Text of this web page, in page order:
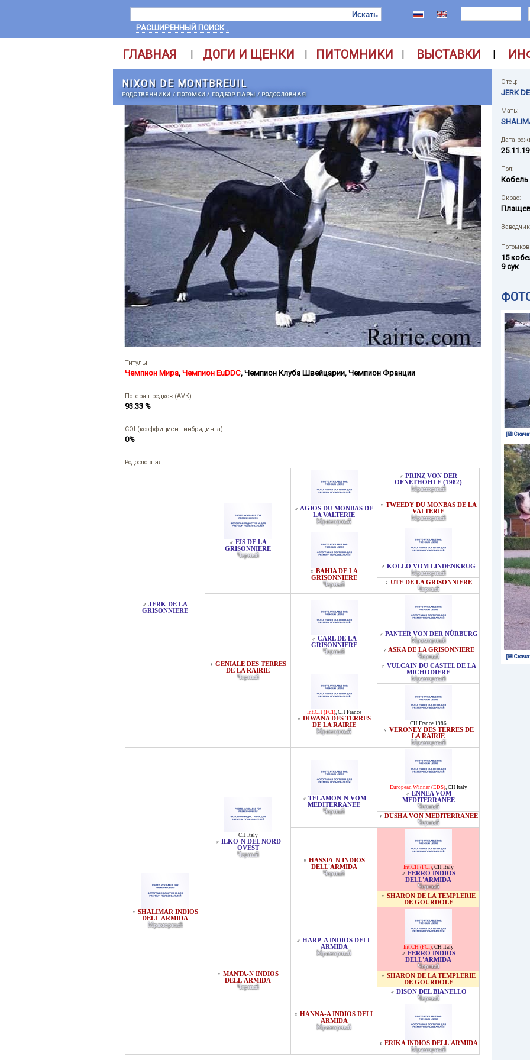
РАСШИРЕННЫЙ ПОИСК ↓
ГЛАВНАЯ | ДОГИ И ЩЕНКИ | ПИТОМНИКИ | ВЫСТАВКИ |
NIXON DE MONTBREUIL
РОДСТВЕННИКИ / ПОТОМКИ/ ПОДБОР ПАРЫ / РОДОСЛОВНАЯ
Титулы
Чемпион Мира, Чемпион EuDDC, Чемпион Клуба Швейцарии, Чемпион Франции
Потеря предков (AVK)
93.33 %
COI (коэффициент инбридинга)
0%
Родословная
♂ JERK DE LA
GRISONNIERE
♂ EIS DE LA
GRISONNIERE
Черный
♂ AGIOS DU MONBAS DE
LA VALTERIE
Мраморный
♂ PRINZ VON DER
OFNETHÖHLE (1982)
Мраморный
♀ TWEEDY DU MONBAS DE LA
VALTERIE
Мраморный
♀ BAHIA DE LA
GRISONNIERE
Черный
♂ KOLLO VOM LINDENKRUG
Мраморный
♀ UTE DE LA GRISONNIERE
Черный
♀ GENIALE DES TERRES
DE LA RAIRIE
Черный
♂ CARL DE LA
GRISONNIERE
Черный
♂ PANTER VON DER NÜRBURG
Мраморный
♀ ASKA DE LA GRISONNIERE
Черный
Int.CH (FCI), CH France
♀ DIWANA DES TERRES
DE LA RAIRIE
Мраморный
♂ VULCAIN DU CASTEL DE LA
MICHODIERE
Мраморный
CH France 1986
♀ VERONEY DES TERRES DE
LA RAIRIE
Мраморный
♀ SHALIMAR INDIOS
DELL'ARMIDA
Мраморный
CH Italy
♂ ILKO-N DEL NORD
OVEST
Черный
♂ TELAMON-N VOM
MEDITERRANEE
Черный
European Winner (EDS), CH Italy
♂ ENNEA VOM
MEDITERRANEE
Черный
♀ DUSHA VON MEDITERRANEE
Черный
♀ HASSIA-N INDIOS
DELL'ARMIDA
Черный
Int.CH (FCI), CH Italy
♂ FERRO INDIOS
DELL'ARMIDA
Черный
♀ SHARON DE LA TEMPLERIE
DE GOURDOLE
♀ MANTA-N INDIOS
DELL'ARMIDA
Черный
♂ HARP-A INDIOS DELL
ARMIDA
Мраморный
Int.CH (FCI), CH Italy
♂ FERRO INDIOS
DELL'ARMIDA
Черный
♀ SHARON DE LA TEMPLERIE
DE GOURDOLE
♀ HANNA-A INDIOS DELL
ARMIDA
Мраморный
♂ DISON DEL BIANELLO
Черный
♀ ERIKA INDIOS DELL'ARMIDA
Мраморный
Отец:
JERK
Мать:
Дата
Пол:
Кобель
Окрас:
15
9 сук
[💾
[💾